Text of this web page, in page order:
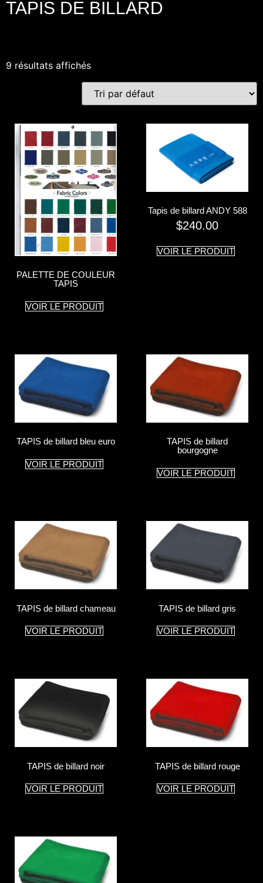
TAPIS DE BILLARD
9 résultats affichés
PALETTE DE COULEUR
TAPIS
VOIR LE PRODUIT
Tapis de billard ANDY 588
$240.00
VOIR LE PRODUIT
TAPIS de billard bleu euro
VOIR LE PRODUIT
TAPIS de billard
bourgogne
VOIR LE PRODUIT
TAPIS de billard chameau
VOIR LE PRODUIT
TAPIS de billard gris
VOIR LE PRODUIT
TAPIS de billard noir
VOIR LE PRODUIT
TAPIS de billard rouge
VOIR LE PRODUIT